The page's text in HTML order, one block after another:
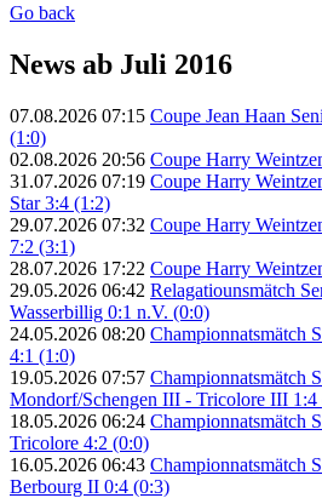
Go back
News ab Juli 2016
07.08.2026 07:15 Coupe Jean Haan
(1:0)
02.08.2026 20:56 Coupe Harry
31.07.2026 07:19 Coupe Harry
Star 3:4 (1:2)
29.07.2026 07:32 Coupe Harry
7:2 (3:1)
28.07.2026 17:22 Coupe Harry
29.05.2026 06:42 Relagatiounsmätch
Wasserbillig 0:1 n.V. (0:0)
24.05.2026 08:20 Championnatsmätch
4:1 (1:0)
19.05.2026 07:57 Championnatsmätch
Mondorf/Schengen III - Tricolore III 1:4
18.05.2026 06:24 Championnatsmätch
Tricolore 4:2 (0:0)
16.05.2026 06:43 Championnatsmätch
Berbourg II 0:4 (0:3)